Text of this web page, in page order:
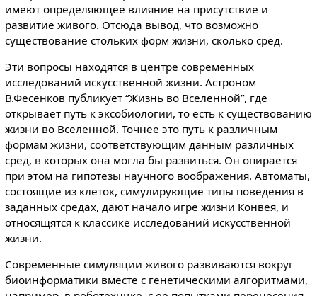
имеют определяющее влияние на присутствие и
развитие живого. Отсюда вывод, что возможно
существование стольких форм жизни, сколько сред.
Эти вопросы находятся в центре современных
исследований искусственной жизни. Астроном
В.Фесенков публикует “Жизнь во Вселенной”, где
открывает путь к эксобиологии, то есть к существованию
жизни во Вселенной. Точнее это путь к различным
формам жизни, соответствующим данным различных
сред, в которых она могла бы развиться. Он опирается
при этом на гипотезы научного воображения. Автоматы,
состоящие из клеток, симулирующие типы поведения в
заданных средах, дают начало игре жизни Конвея, и
относящятся к классике исследований искусственной
жизни.
Современные симуляции живого развиваются вокруг
биоинформатики вместе с генетическими алгоритмами,